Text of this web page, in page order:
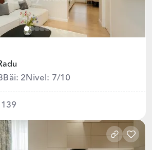
Băi: 2 Nivel: 7/10